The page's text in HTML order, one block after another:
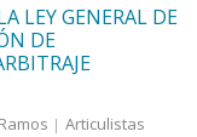
LEY GENERAL DE
DE
Articulistas